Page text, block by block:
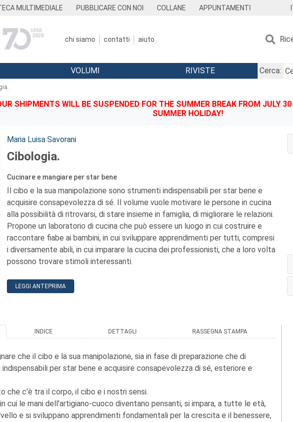
MULTIMEDIALE PUBBLICARE CON NOI COLLANE APPUNTAMENTI
chi siamo contatti aiuto
VOLUMI RIVISTE
Cerca:
SHIPMENTS WILL BE SUSPENDED FOR THE SUMMER BREAK FROM JULY
SUMMER HOLIDAY!
Autori:
Maria Luisa Savorani
Cibologia.
Cucinare e mangiare per star bene
Il cibo e la sua manipolazione sono strumenti indispensabili per star bene e
acquisire consapevolezza di sé. Il volume vuole motivare le persone in cucina
alla possibilità di ritrovarsi, di stare insieme in famiglia, di migliorare le relazioni.
Propone un laboratorio di cucina che può essere un luogo in cui costruire e
raccontare fiabe ai bambini, in cui sviluppare apprendimenti per tutti, compresi
i diversamente abili, in cui imparare la cucina dei professionisti, che a loro volta
possono trovare stimoli interessanti.
LEGGI ANTEPRIMA
INDICE DETTAGLI RASSEGNA STAMPA
che il cibo e la sua manipolazione, sia in fase di preparazione che di
per star bene e acquisire consapevolezza di sé, esteriore e
che c'è tra il corpo, il cibo e i nostri sensi.
cui le mani dell'artigiano-cuoco diventano pensanti, si impara, a tutte le età,
e si sviluppano apprendimenti fondamentali per la crescita e il benessere,